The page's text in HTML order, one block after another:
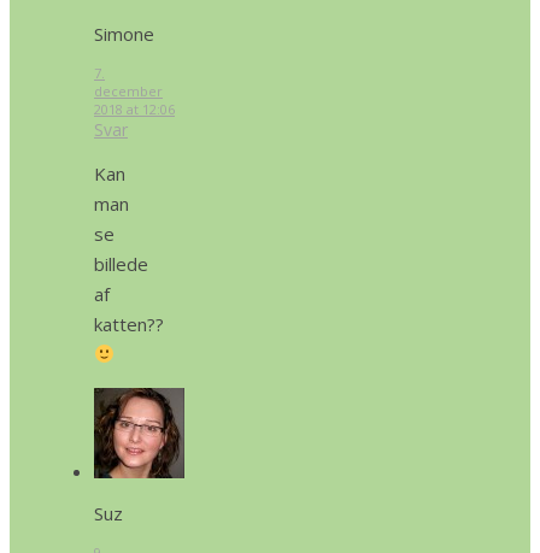
Simone
7.
december
2018 at 12:06
Svar
Kan
man
se
billede
af
katten??
Suz